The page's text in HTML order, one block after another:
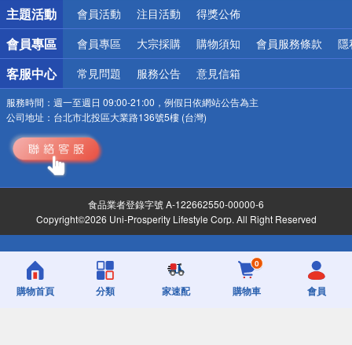
主題活動 會員活動 注目活動 得獎公佈
會員專區 會員專區 大宗採購 購物須知 會員服務條款 隱
客服中心 常見問題 服務公告 意見信箱
服務時間： 週一至週日 09:00-21:00，例假日依網站公告為主
公司地址： 台北市北投區大業路136號5樓 (台灣)
食品業者登錄字號 A-122662550-00000-6
Copyright©2026 Uni-Prosperity Lifestyle Corp. All Right Reserved
購物首頁 分類 家速配
0
購物車 會員